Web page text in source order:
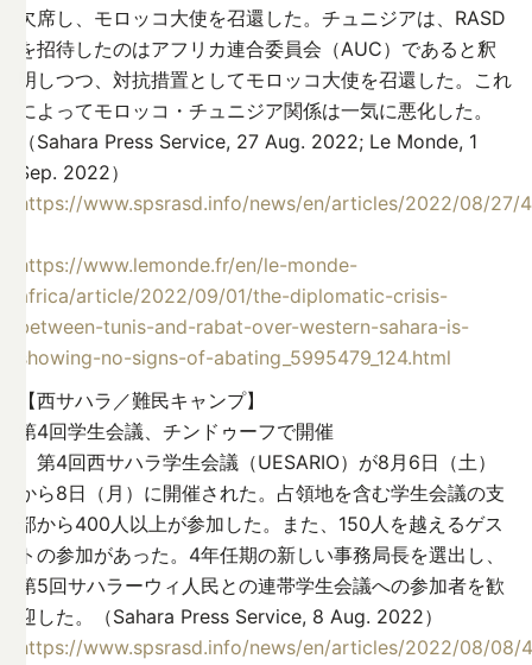
欠席し、モロッコ大使を召還した。チュニジアは、RASD
を招待したのはアフリカ連合委員会（AUC）であると釈
明しつつ、対抗措置としてモロッコ大使を召還した。これ
によってモロッコ・チュニジア関係は一気に悪化した。
（Sahara Press Service, 27 Aug. 2022; Le Monde, 1
Sep. 2022）
https://www.spsrasd.info/news/en/articles/2022/08/27/
https://www.lemonde.fr/en/le-monde-
africa/article/2022/09/01/the-diplomatic-crisis-
between-tunis-and-rabat-over-western-sahara-is-
showing-no-signs-of-abating_5995479_124.html
【西サハラ／難民キャンプ】
第4回学生会議、チンドゥーフで開催
第4回西サハラ学生会議（UESARIO）が8月6日（土）
から8日（月）に開催された。占領地を含む学生会議の支
部から400人以上が参加した。また、150人を越えるゲス
トの参加があった。4年任期の新しい事務局長を選出し、
第5回サハラーウィ人民との連帯学生会議への参加者を歓
迎した。（Sahara Press Service, 8 Aug. 2022）
https://www.spsrasd.info/news/en/articles/2022/08/08/